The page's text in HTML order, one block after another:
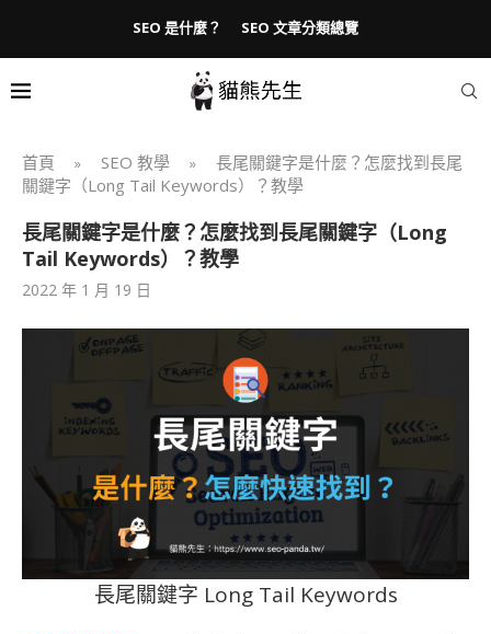
SEO 是什麼？ SEO 文章分類總覽
首頁 » SEO 教學 »
長尾關鍵字是什麼？怎麼找到長尾
關鍵字（Long Tail Keywords）？教學
長尾關鍵字是什麼？怎麼找到長尾關鍵字（Long
Tail Keywords）？教學
2022 年 1 月 19 日
長尾關鍵字 Long Tail Keywords